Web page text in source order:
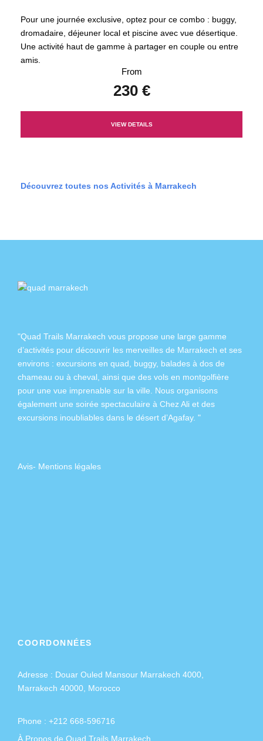
Pour une journée exclusive, optez pour ce combo : buggy,
dromadaire, déjeuner local et piscine avec vue désertique.
Une activité haut de gamme à partager en couple ou entre
amis.
From
230 €
VIEW DETAILS
Découvrez toutes nos Activités à Marrakech
"Quad Trails Marrakech vous propose une large gamme
d’activités pour découvrir les merveilles de Marrakech et ses
environs : excursions en quad buggy, balades à dos de
chameau ou à cheval , ainsi que des vols en montgolfière
pour une vue imprenable sur la ville. Nous organisons
également une soirée spectaculaire à Chez Ali et des
excursions inoubliables dans le désert d’Agafay. "
Avis- Mentions légales
COORDONNÉES
Adresse : Douar Ouled Mansour Marrakech 4000,
Marrakech 40000, Morocco
Phone : +212 668-596716
À Propos de Quad Trails Marrakech